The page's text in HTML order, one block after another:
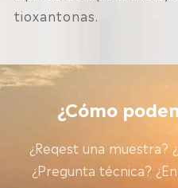
tioxantonas.
¿Cómo
¿Reqest una muestra?
¿Pregunta técnica?